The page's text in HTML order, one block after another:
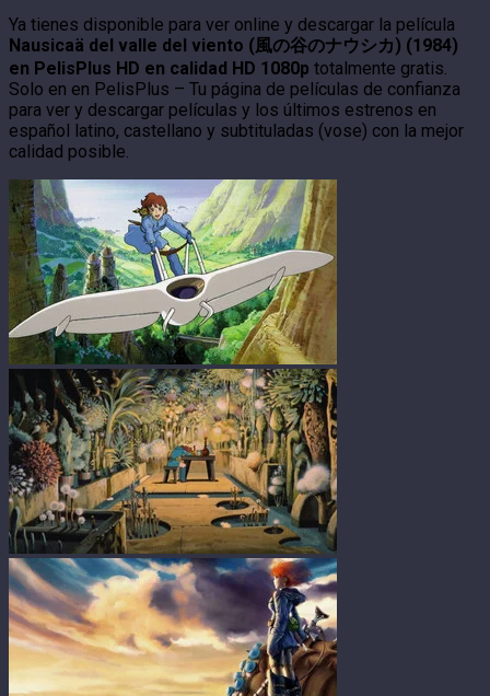
Ya tienes disponible para ver online y descargar la película
Nausicaä del valle del viento (風の谷のナウシカ) (1984)
en PelisPlus HD en calidad HD 1080p totalmente gratis.
Solo en en PelisPlus – Tu página de películas de confianza
para ver y descargar películas y los últimos estrenos en
español latino, castellano y subtituladas (vose) con la mejor
calidad posible.